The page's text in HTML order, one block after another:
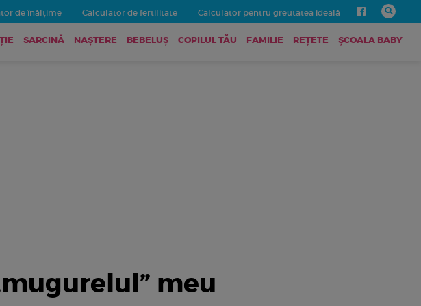
de înălțime Calculator de fertilitate Calculator pentru greutatea ideală
SARCINĂ NAȘTERE BEBELUŞ COPILUL TĂU FAMILIE REȚETE ȘCOALA BABY
meu